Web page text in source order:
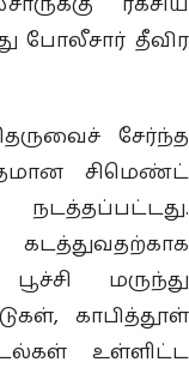
போலீசார் தீவிர
சேர்ந்த
சிமெண்ட்
மருந்து
காபித்தூள்
உள்ளிட்ட